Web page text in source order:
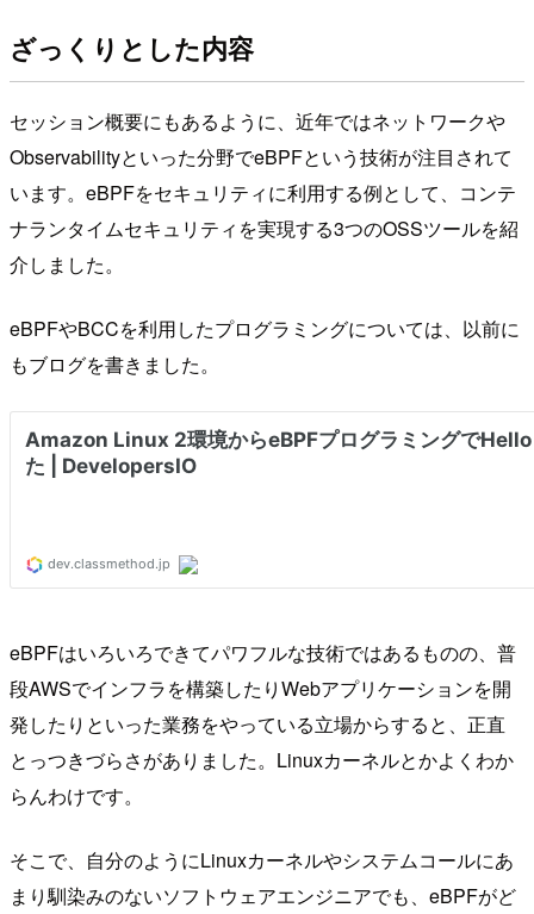
ざっくりとした内容
セッション概要にもあるように、近年ではネットワークや
Observabilityといった分野でeBPFという技術が注目されて
います。eBPFをセキュリティに利用する例として、コンテ
ナランタイムセキュリティを実現する3つのOSSツールを紹
介しました。
eBPFやBCCを利用したプログラミングについては、以前に
もブログを書きました。
eBPFはいろいろできてパワフルな技術ではあるものの、普
段AWSでインフラを構築したりWebアプリケーションを開
発したりといった業務をやっている立場からすると、正直
とっつきづらさがありました。Linuxカーネルとかよくわか
らんわけです。
そこで、自分のようにLinuxカーネルやシステムコールにあ
まり馴染みのないソフトウェアエンジニアでも、eBPFがど